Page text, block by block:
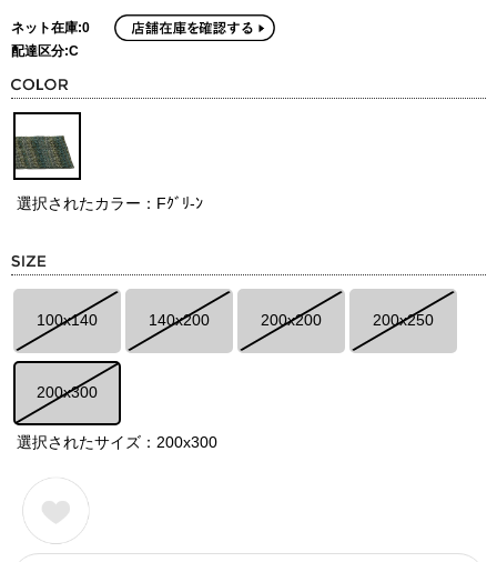
ネット在庫:0
配達区分:C
選択されたカラー：Fｸﾞﾘ-ﾝ
100x140 140x200 200x200 200x250
200x300
選択されたサイズ：200x300